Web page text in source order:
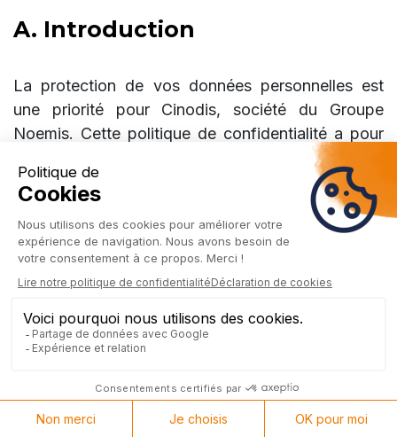
A. Introduction
La protection de vos données personnelles est
une priorité pour Cinodis, société du Groupe
Noemis. Cette politique de confidentialité a pour
objectif de vous informer de manière claire,
transparente et conforme au Règlement Général
sur la Protection des Données (RGPD) sur la
manière dont nous collectons, utilisons et
protégeons vos données.
Cinodis – Groupe Noemis